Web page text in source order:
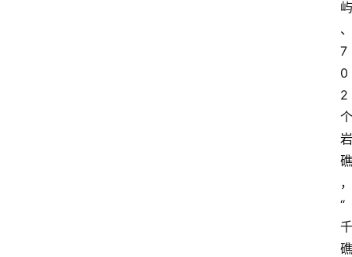
屿
、
7
0
2
个
岩
礁
，
“
千
礁